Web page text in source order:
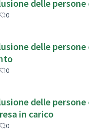
delle
0
delle persone
0
delle
in carico
0